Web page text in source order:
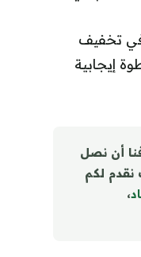
في تخفيف
إيجابية
أن نصل
نقدم لكم
،